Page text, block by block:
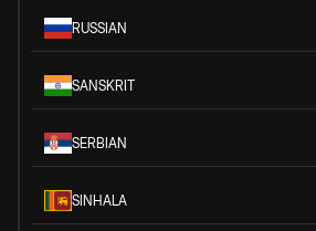
RUSSIAN
SANSKRIT
SERBIAN
SINHALA